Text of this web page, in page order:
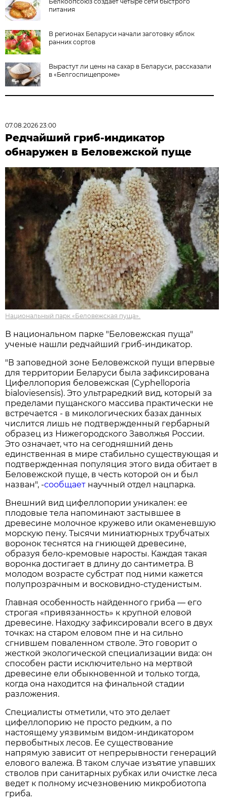
питания
В регионах Беларуси начали заготовку яблок
ранних сортов
Вырастут ли цены на сахар в Беларуси, рассказали
в «Белгоспищепроме»
07.08.2026 23:00
Редчайший гриб-индикатор
обнаружен в Беловежской пуще
Национальный парк «Беловежская пуща».
В национальном парке "Беловежская пуща"
ученые нашли редчайший гриб-индикатор.
"В заповедной зоне Беловежской пущи впервые
для территории Беларуси была зафиксирована
Цифеллопория беловежская (Cyphelloporia
bialoviesensis). Это ультраредкий вид, который за
пределами пущанского массива практически не
встречается - в микологических базах данных
числится лишь не подтвержденный гербарный
образец из Нижегородского Заволжья России.
Это означает, что на сегодняшний день
единственная в мире стабильно существующая и
подтвержденная популяция этого вида обитает в
Беловежской пуще, в честь которой он и был
назван", -сообщает научный отдел нацпарка.
Внешний вид цифеллопории уникален: ее
плодовые тела напоминают застывшее в
древесине молочное кружево или окаменевшую
морскую пену. Тысячи миниатюрных трубчатых
воронок теснятся на гниющей древесине,
образуя бело-кремовые наросты. Каждая такая
воронка достигает в длину до сантиметра. В
молодом возрасте субстрат под ними кажется
полупрозрачным и восковидно-студенистым.
Главная особенность найденного гриба — его
строгая «привязанность» к крупной еловой
древесине. Находку зафиксировали всего в двух
точках: на старом еловом пне и на сильно
сгнившем поваленном стволе. Это говорит о
жесткой экологической специализации вида: он
способен расти исключительно на мертвой
древесине ели обыкновенной и только тогда,
когда она находится на финальной стадии
разложения.
Специалисты отметили, что это делает
цифеллопорию не просто редким, а по
настоящему уязвимым видом-индикатором
первобытных лесов. Ее существование
напрямую зависит от непрерывности генераций
елового валежа. В таком случае изъятие упавших
стволов при санитарных рубках или очистке леса
ведет к полному исчезновению микробиотопа
гриба.